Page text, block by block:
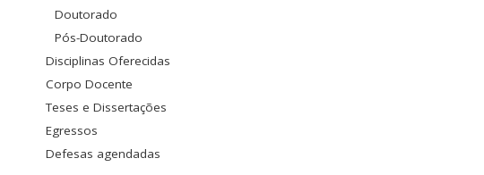
Doutorado
Pós-Doutorado
Disciplinas Oferecidas
Corpo Docente
Teses e Dissertações
Egressos
Defesas agendadas